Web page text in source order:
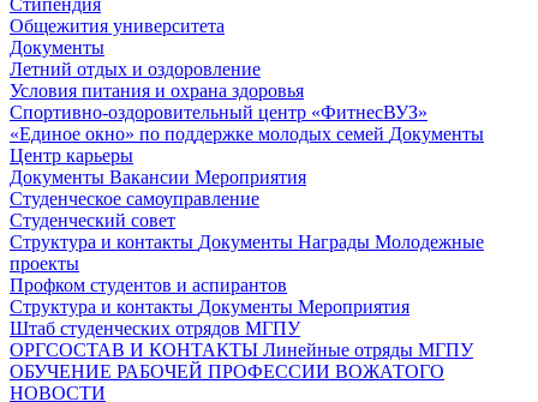
Общежития университета
Документы
Летний отдых и оздоровление
Условия питания и охрана здоровья
Спортивно-оздоровительный центр «ФитнесВУЗ»
«Единое окно» по поддержке молодых семей Документы
Центр карьеры
Документы Вакансии Мероприятия
Студенческое самоуправление
Студенческий совет
Структура и контакты Документы Награды Молодежные
проекты
Профком студентов и аспирантов
Структура и контакты Документы Мероприятия
Штаб студенческих отрядов МГПУ
ОРГСОСТАВ И КОНТАКТЫ Линейные отряды МГПУ
ОБУЧЕНИЕ РАБОЧЕЙ ПРОФЕССИИ ВОЖАТОГО
НОВОСТИ